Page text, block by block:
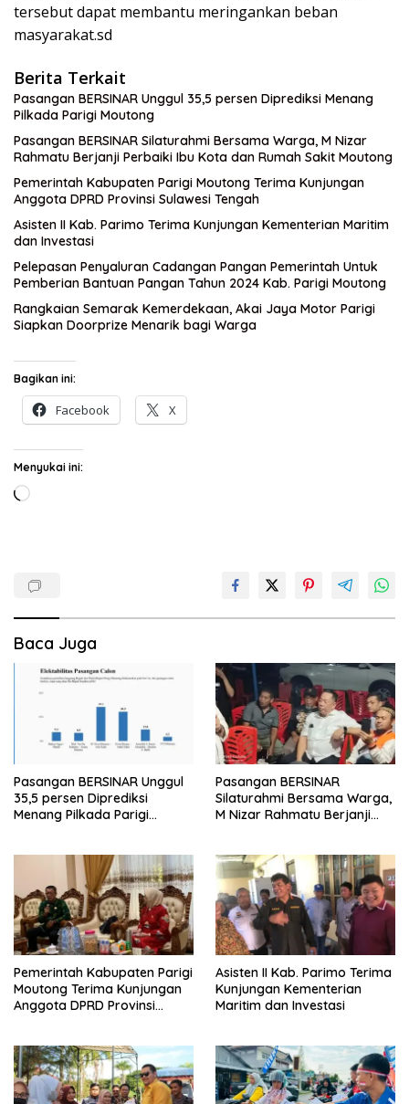
tersebut dapat membantu meringankan beban
masyarakat.sd
Berita Terkait
Pasangan BERSINAR Unggul 35,5 persen Diprediksi Menang
Pilkada Parigi Moutong
Pasangan BERSINAR Silaturahmi Bersama Warga, M Nizar
Rahmatu Berjanji Perbaiki Ibu Kota dan Rumah Sakit Moutong
Pemerintah Kabupaten Parigi Moutong Terima Kunjungan
Anggota DPRD Provinsi Sulawesi Tengah
Asisten II Kab. Parimo Terima Kunjungan Kementerian Maritim
dan Investasi
Pelepasan Penyaluran Cadangan Pangan Pemerintah Untuk
Pemberian Bantuan Pangan Tahun 2024 Kab. Parigi Moutong
Rangkaian Semarak Kemerdekaan, Akai Jaya Motor Parigi
Siapkan Doorprize Menarik bagi Warga
Bagikan ini:
Facebook X
Menyukai ini:
Memuat...
Baca Juga
Pasangan BERSINAR Unggul
35,5 persen Diprediksi
Menang Pilkada Parigi
Pasangan BERSINAR
Silaturahmi Bersama Warga,
M Nizar Rahmatu Berjanji
Pemerintah Kabupaten Parigi
Moutong Terima Kunjungan
Anggota DPRD Provinsi
Asisten II Kab. Parimo Terima
Kunjungan Kementerian
Maritim dan Investasi